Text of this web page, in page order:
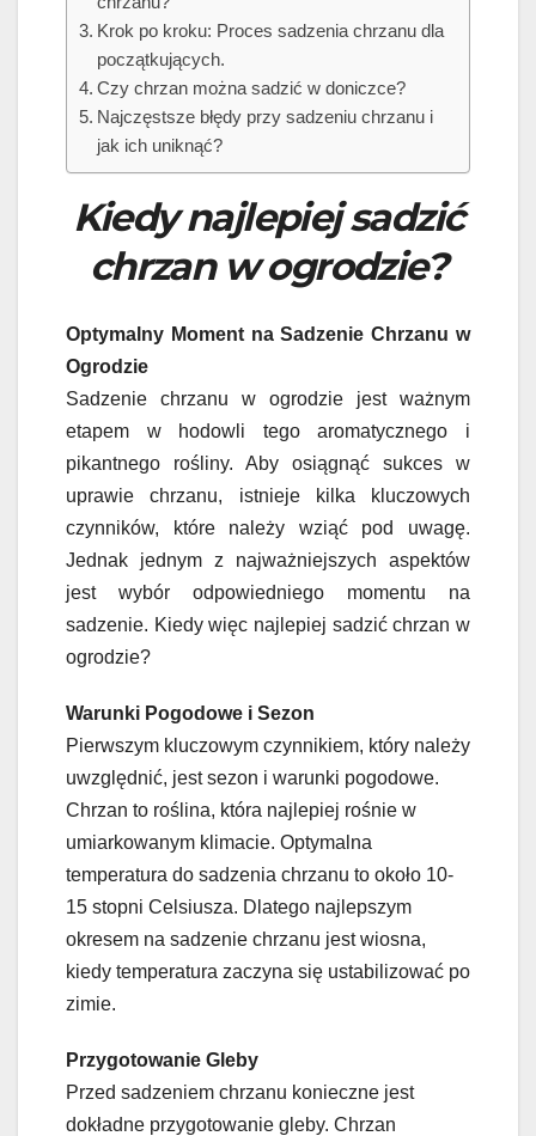
Krok po kroku: Proces sadzenia chrzanu dla
początkujących.
Czy chrzan można sadzić w doniczce?
Najczęstsze błędy przy sadzeniu chrzanu i
jak ich uniknąć?
Kiedy najlepiej sadzić
chrzan w ogrodzie?
Optymalny Moment na Sadzenie Chrzanu w
Ogrodzie
Sadzenie chrzanu w ogrodzie jest ważnym
etapem w hodowli tego aromatycznego i
pikantnego rośliny. Aby osiągnąć sukces w
uprawie chrzanu, istnieje kilka kluczowych
czynników, które należy wziąć pod uwagę.
Jednak jednym z najważniejszych aspektów
jest wybór odpowiedniego momentu na
sadzenie. Kiedy więc najlepiej sadzić chrzan w
ogrodzie?
Warunki Pogodowe i Sezon
Pierwszym kluczowym czynnikiem, który należy
uwzględnić, jest sezon i warunki pogodowe.
Chrzan to roślina, która najlepiej rośnie w
umiarkowanym klimacie. Optymalna
temperatura do sadzenia chrzanu to około 10-
15 stopni Celsiusza. Dlatego najlepszym
okresem na sadzenie chrzanu jest wiosna,
kiedy temperatura zaczyna się ustabilizować po
zimie.
Przygotowanie Gleby
Przed sadzeniem chrzanu konieczne jest
dokładne przygotowanie gleby. Chrzan